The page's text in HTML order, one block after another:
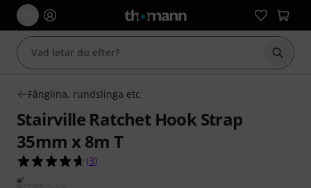
Börja
Fånglina, rundslinga etc
Stairville Ratchet Hook Strap
35mm x 8m T
4.7 av 5 stjärnor från 3 kundbetyg
(3)